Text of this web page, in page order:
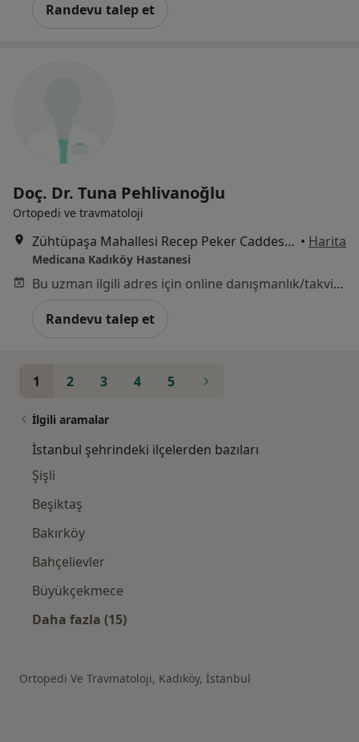
Randevu talep et
Doç. Dr. Tuna Pehlivanoğlu
Ortopedi ve travmatoloji
Zühtüpaşa Mahallesi Recep Peker Caddesi No:11, Kadıköy • Harita
Medicana Kadıköy Hastanesi
Bu uzman ilgili adres için online danışmanlık/takvim sunmuyor.
Randevu talep et
1 2 3 4 5
İlgili aramalar
İstanbul şehrindeki ilçelerden bazıları
Şişli
Beşiktaş
Bakırköy
Bahçelievler
Büyükçekmece
Daha fazla (15)
Ortopedi Ve Travmatoloji, Kadıköy, İstanbul